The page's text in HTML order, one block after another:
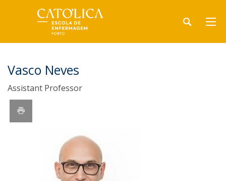
Vasco Neves
Assistant Professor